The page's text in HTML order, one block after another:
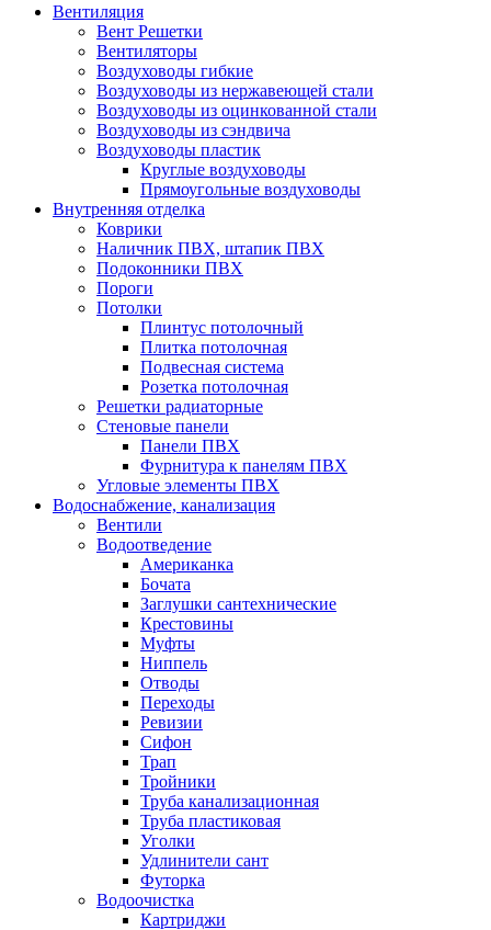
Вентиляция
Вент Решетки
Вентиляторы
Воздуховоды гибкие
Воздуховоды из нержавеющей стали
Воздуховоды из оцинкованной стали
Воздуховоды из сэндвича
Воздуховоды пластик
Круглые воздуховоды
Прямоугольные воздуховоды
Внутренняя отделка
Коврики
Наличник ПВХ, штапик ПВХ
Подоконники ПВХ
Пороги
Потолки
Плинтус потолочный
Плитка потолочная
Подвесная система
Розетка потолочная
Решетки радиаторные
Стеновые панели
Панели ПВХ
Фурнитура к панелям ПВХ
Угловые элементы ПВХ
Водоснабжение, канализация
Вентили
Водоотведение
Американка
Бочата
Заглушки сантехнические
Крестовины
Муфты
Ниппель
Отводы
Переходы
Ревизии
Сифон
Трап
Тройники
Труба канализационная
Труба пластиковая
Уголки
Удлинители сант
Футорка
Водоочистка
Картриджи